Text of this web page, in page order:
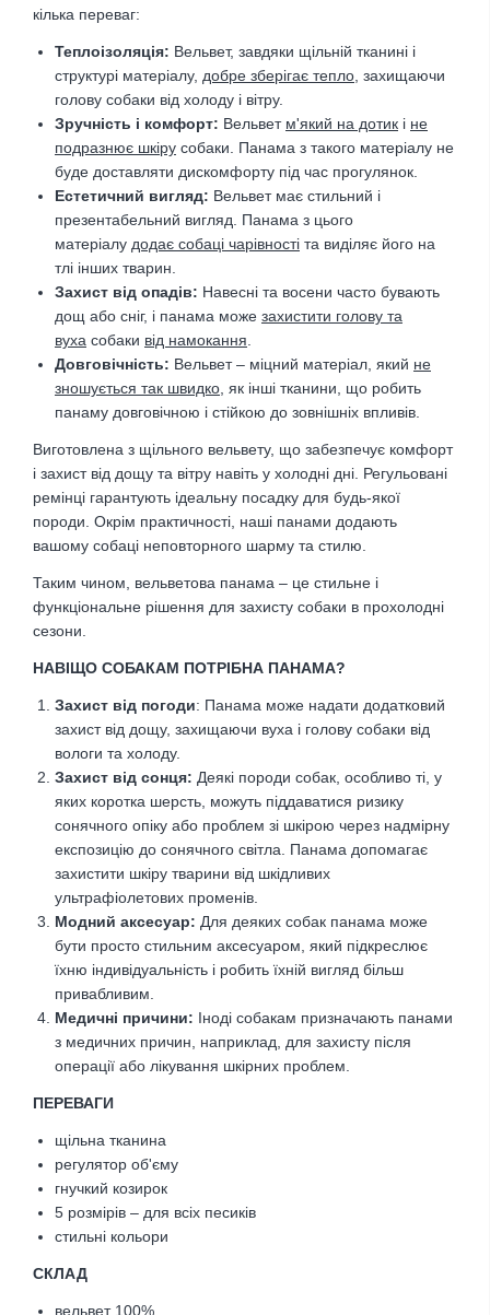
кілька переваг:
Теплоізоляція: Вельвет, завдяки щільній тканині і
структурі матеріалу, добре зберігає тепло , захищаючи
голову собаки від холоду і вітру.
Зручність і комфорт: Вельвет м'який на дотик і не
подразнює шкіру собаки. Панама з такого матеріалу не
буде доставляти дискомфорту під час прогулянок.
Естетичний вигляд: Вельвет має стильний і
презентабельний вигляд. Панама з цього
матеріалу додає собаці чарівності та виділяє його на
тлі інших тварин.
Захист від опадів: Навесні та восени часто бувають
дощ або сніг, і панама може захистити голову та
вуха собаки від намокання
Довговічність: Вельвет – міцний матеріал, який не
зношується так швидко , як інші тканини, що робить
панаму довговічною і стійкою до зовнішніх впливів.
Виготовлена з щільного вельвету, що забезпечує комфорт
і захист від дощу та вітру навіть у холодні дні. Регульовані
ремінці гарантують ідеальну посадку для будь-якої
породи. Окрім практичності, наші панами додають
вашому собаці неповторного шарму та стилю.
Таким чином, вельветова панама – це стильне і
функціональне рішення для захисту собаки в прохолодні
сезони.
НАВІЩО СОБАКАМ ПОТРІБНА ПАНАМА?
Захист від погоди: Панама може надати додатковий
захист від дощу, захищаючи вуха і голову собаки від
вологи та холоду.
Захист від сонця: Деякі породи собак, особливо ті, у
яких коротка шерсть, можуть піддаватися ризику
сонячного опіку або проблем зі шкірою через надмірну
експозицію до сонячного світла. Панама допомагає
захистити шкіру тварини від шкідливих
ультрафіолетових променів.
Модний аксесуар: Для деяких собак панама може
бути просто стильним аксесуаром, який підкреслює
їхню індивідуальність і робить їхній вигляд більш
привабливим.
Медичні причини: Іноді собакам призначають панами
з медичних причин, наприклад, для захисту після
операції або лікування шкірних проблем.
ПЕРЕВАГИ
щільна тканина
регулятор об'єму
гнучкий козирок
5 розмірів – для всіх песиків
стильні кольори
CКЛАД
вельвет 100%